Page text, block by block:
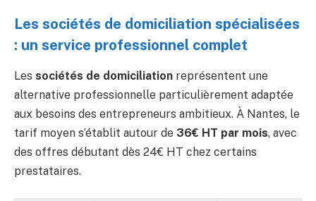
Les sociétés de domiciliation spécialisées
: un service professionnel complet
Les sociétés de domiciliation représentent une
alternative professionnelle particulièrement adaptée
aux besoins des entrepreneurs ambitieux. À Nantes, le
tarif moyen s’établit autour de 36€ HT par mois, avec
des offres débutant dès 24€ HT chez certains
prestataires.